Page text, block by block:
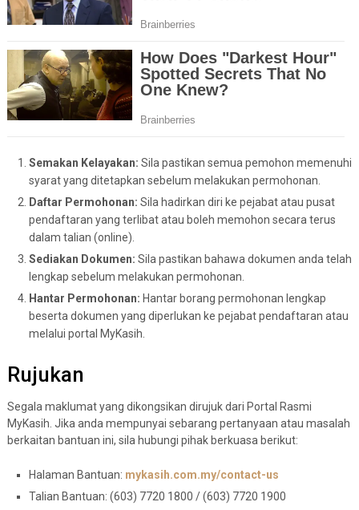
Semakan Kelayakan: Sila pastikan semua pemohon memenuhi
syarat yang ditetapkan sebelum melakukan permohonan.
Daftar Permohonan: Sila hadirkan diri ke pejabat atau pusat
pendaftaran yang terlibat atau boleh memohon secara terus
dalam talian (online).
Sediakan Dokumen: Sila pastikan bahawa dokumen anda telah
lengkap sebelum melakukan permohonan.
Hantar Permohonan: Hantar borang permohonan lengkap
beserta dokumen yang diperlukan ke pejabat pendaftaran atau
melalui portal MyKasih.
Rujukan
Segala maklumat yang dikongsikan dirujuk dari Portal Rasmi
MyKasih. Jika anda mempunyai sebarang pertanyaan atau masalah
berkaitan bantuan ini, sila hubungi pihak berkuasa berikut:
Halaman Bantuan: mykasih.com.my/contact-us
Talian Bantuan: (603) 7720 1800 / (603) 7720 1900